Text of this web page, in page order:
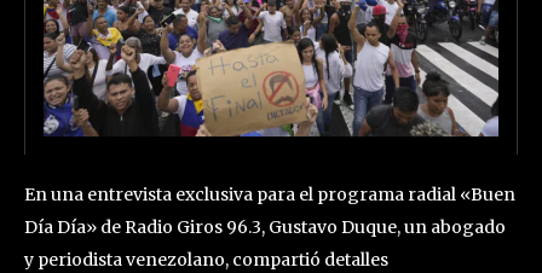
En una entrevista exclusiva para el programa radial «Buen
Día Día» de Radio Giros 96.3, Gustavo Duque, un abogado
y periodista venezolano, compartió detalles